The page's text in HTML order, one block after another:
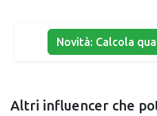
Novità: Calcola
Altri influencer che